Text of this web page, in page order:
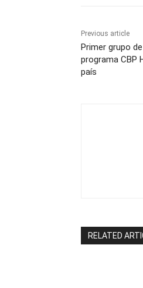
Previous article
Primer grupo
programa CBP
país
RELATED